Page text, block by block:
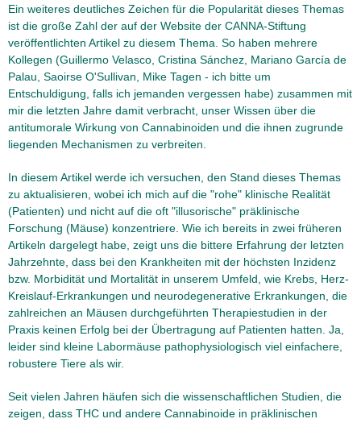
Ein weiteres deutliches Zeichen für die Popularität dieses Themas
ist die große Zahl der auf der Website der CANNA-Stiftung
veröffentlichten Artikel zu diesem Thema. So haben mehrere
Kollegen (Guillermo Velasco, Cristina Sánchez, Mariano García de
Palau, Saoirse O'Sullivan, Mike Tagen - ich bitte um
Entschuldigung, falls ich jemanden vergessen habe) zusammen mit
mir die letzten Jahre damit verbracht, unser Wissen über die
antitumorale Wirkung von Cannabinoiden und die ihnen zugrunde
liegenden Mechanismen zu verbreiten.
In diesem Artikel werde ich versuchen, den Stand dieses Themas
zu aktualisieren, wobei ich mich auf die "rohe" klinische Realität
(Patienten) und nicht auf die oft "illusorische" präklinische
Forschung (Mäuse) konzentriere. Wie ich bereits in zwei früheren
Artikeln dargelegt habe, zeigt uns die bittere Erfahrung der letzten
Jahrzehnte, dass bei den Krankheiten mit der höchsten Inzidenz
bzw. Morbidität und Mortalität in unserem Umfeld, wie Krebs, Herz-
Kreislauf-Erkrankungen und neurodegenerative Erkrankungen, die
zahlreichen an Mäusen durchgeführten Therapiestudien in der
Praxis keinen Erfolg bei der Übertragung auf Patienten hatten. Ja,
leider sind kleine Labormäuse pathophysiologisch viel einfachere,
robustere Tiere als wir.
Seit vielen Jahren häufen sich die wissenschaftlichen Studien, die
zeigen, dass THC und andere Cannabinoide in präklinischen